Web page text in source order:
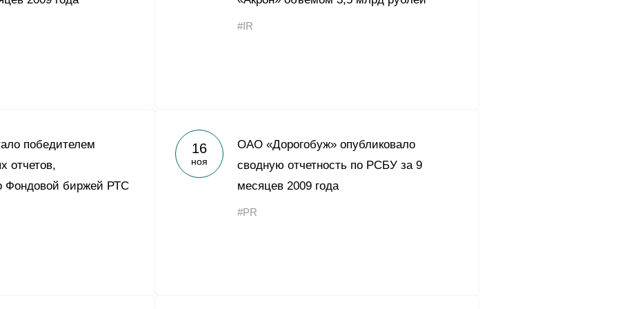
Yong Sheng Feng
#IR
победителем
отчетов,
Фондовой биржей РТС
16
ноя
ОАО «Дорогобуж» опубликовало
сводную отчетность по РСБУ за 9
месяцев 2009 года
#PR